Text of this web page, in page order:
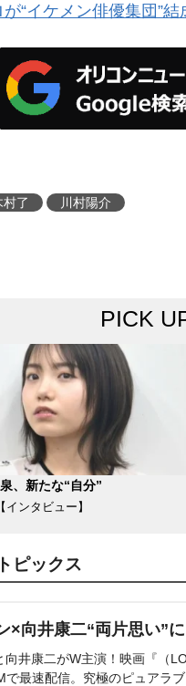
が“イケメン俳優集団”
村了 川村陽介
PICK
、新たな“自分”
インタビュー】
ピックス
×向井康二“両片思い”
向井康二がW主演！映画『（
で最速配信。究極のピュアラブ